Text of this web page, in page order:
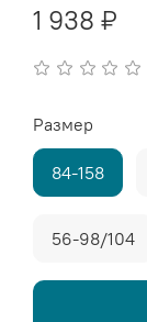
1 938 ₽
Размер
84-158
56-98/104